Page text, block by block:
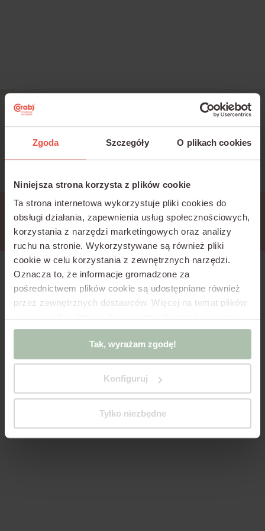
Zgoda Szczegóły O plikach cookies
Niniejsza strona korzysta z plików cookie
Ta strona internetowa wykorzystuje pliki cookies do
obsługi działania, zapewnienia usług społecznościowych,
korzystania z narzędzi marketingowych oraz analizy
ruchu na stronie. Wykorzystywane są również pliki
cookie w celu korzystania z zewnętrznych narzędzi.
Oznacza to, że informacje gromadzone za
pośrednictwem plików cookie są udostępniane również
przez zewnętrznych dostawców. Więcej na temat plików
infrastruktury w Polityce Cookies oraz Polityce
Jeśli korzystasz z oprogramowania innego
niż pliki cookie zgodne z oprogramowaniem w
dokumentach powyżej, kliknij „Tak, wyświetlam
„Zmieniam ustawienia” z poziomu tego okienka.
Tak, wyrażam zgodę!
Konfiguruj
Tylko niezbędne
Jesteś zainteresowany
szkoleniami?
Napisz:
k.bartold@corab.com.pl
Przerwa techniczna